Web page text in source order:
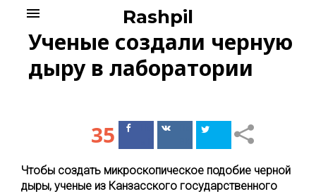
content
Rashpil
menu
Ученые создали черную
дыру в лаборатории
35
ПоделитьсяПоделиться
Чтобы создать микроскопическое подобие черной
дыры, ученые из Канзасского государственного